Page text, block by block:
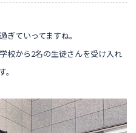
ぎていってますね。
校から2名の生徒さんを受け入れ